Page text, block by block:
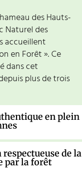
des Hauts-
Naturel des
accueillent
en Forêt ». Ce
dans cet
plus de trois
en plein
de la
par la forêt